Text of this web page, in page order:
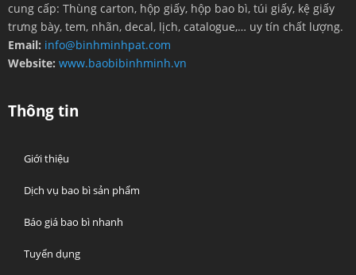
cung cấp: Thùng carton, hộp giấy, hộp bao bì, túi giấy, kệ giấy
trưng bày, tem, nhãn, decal, lịch, catalogue,… uy tín chất lượng.
Email: info@binhminhpat.com
Website: www.baobibinhminh.vn
Thông tin
Giới thiệu
Dịch vụ bao bì sản phẩm
Báo giá bao bì nhanh
Tuyển dụng